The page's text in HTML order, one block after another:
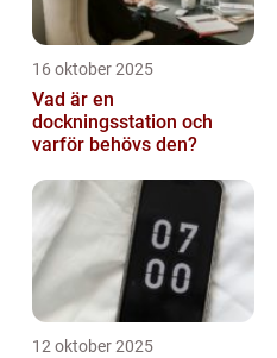
16 oktober 2025
Vad är en
dockningsstation och
varför behövs den?
12 oktober 2025